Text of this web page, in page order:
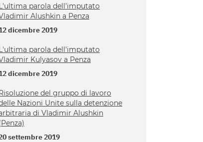
parola dell'imputato
Alushkin a Penza
dicembre 2019
parola dell'imputato
Kulyasov a Penza
dicembre 2019
del gruppo di lavoro
Nazioni Unite sulla detenzione
di Vladimir Alushkin
settembre 2019